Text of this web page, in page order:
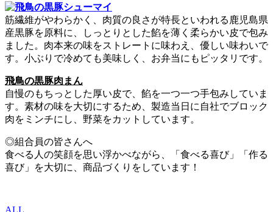
筋繊維がやわらかく、肉質の良さが特長といわれる鹿児島県
産黒豚を原料に、しっとりとした餡を薄く柔らかい皮で包み
ました。肉本来の味をストレートに味わえ、優しい味わいで
す。小ぶりで冷めても美味しく、お弁当にもピッタリです。
飛鳥の黒豚肉まん
自慢のもちっとした厚い皮で、餡を一つ一つ手包みしていま
す。素材の味を大切にするため、製造当日に自社でブロック
肉をミンチにし、野菜をカットしています。
◎組合員の皆さんへ
食べる人の笑顔を思い浮かべながら、「食べる喜び」「作る
喜び」を大切に、商品づくりをしています！
ALL